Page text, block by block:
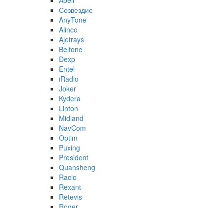
Созвездие
AnyTone
Alinco
Ajetrays
Belfone
Dexp
Entel
iRadio
Joker
Kydera
Linton
Midland
NavCom
Optim
Puxing
President
Quansheng
Racio
Rexant
Retevis